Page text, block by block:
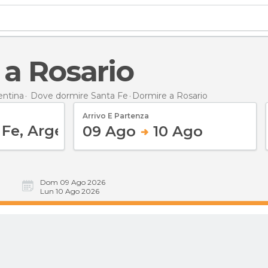
a Rosario
Dove dormire Santa Fe Dormire a Rosario
Arrivo E Partenza
09 Ago 10 Ago
Dom 09 Ago 2026
Lun 10 Ago 2026